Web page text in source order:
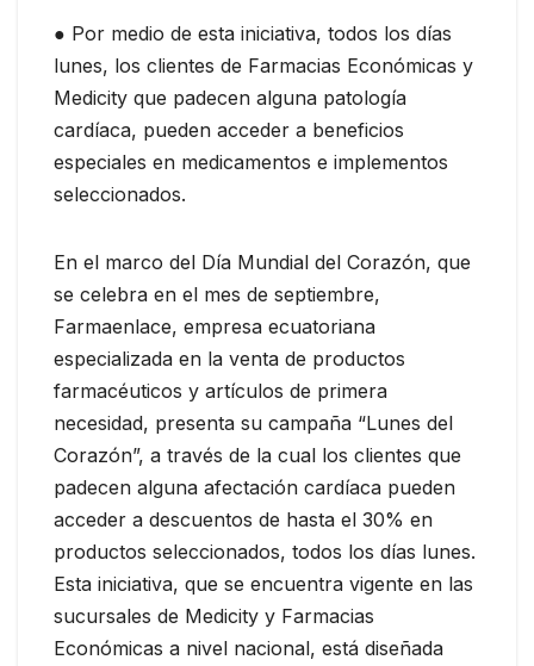
● Por medio de esta iniciativa, todos los días
lunes, los clientes de Farmacias Económicas y
Medicity que padecen alguna patología
cardíaca, pueden acceder a beneficios
especiales en medicamentos e implementos
seleccionados.
En el marco del Día Mundial del Corazón, que
se celebra en el mes de septiembre,
Farmaenlace, empresa ecuatoriana
especializada en la venta de productos
farmacéuticos y artículos de primera
necesidad, presenta su campaña “Lunes del
Corazón”, a través de la cual los clientes que
padecen alguna afectación cardíaca pueden
acceder a descuentos de hasta el 30% en
productos seleccionados, todos los días lunes.
Esta iniciativa, que se encuentra vigente en las
sucursales de Medicity y Farmacias
Económicas a nivel nacional, está diseñada